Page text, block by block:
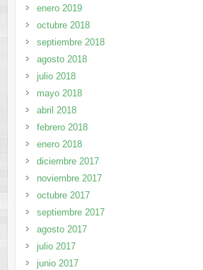
enero 2019
octubre 2018
septiembre 2018
agosto 2018
julio 2018
mayo 2018
abril 2018
febrero 2018
enero 2018
diciembre 2017
noviembre 2017
octubre 2017
septiembre 2017
agosto 2017
julio 2017
junio 2017